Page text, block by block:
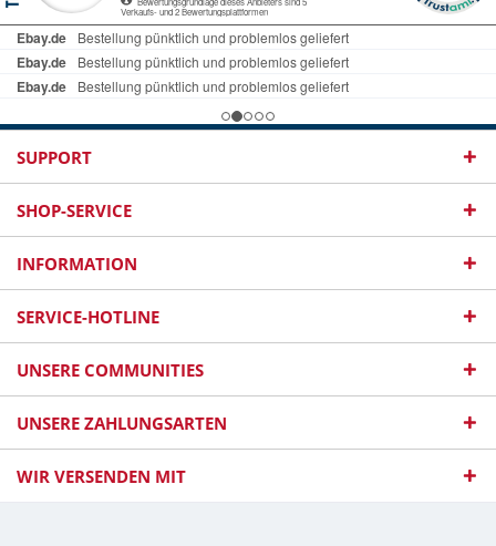
SUPPORT
SHOP-SERVICE
INFORMATION
SERVICE-HOTLINE
UNSERE COMMUNITIES
UNSERE ZAHLUNGSARTEN
WIR VERSENDEN MIT